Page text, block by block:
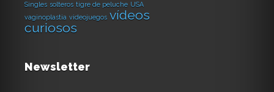
Singles solteros tigre de peluche USA
vaginoplastia videojuegos vídeos
curiosos
Newsletter